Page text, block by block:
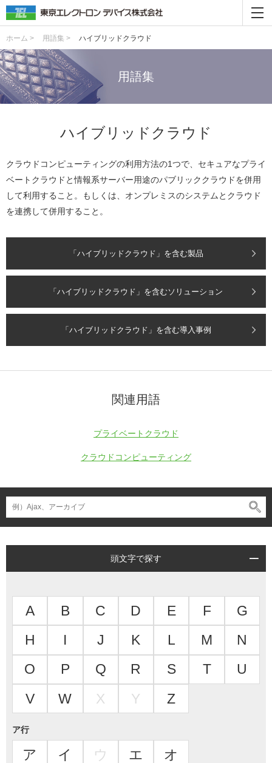
ホーム > 用語集 > ハイブリッドクラウド
用語集
ハイブリッドクラウド
クラウドコンピューティングの利用方法の1つで、セキュアなプライ
ベートクラウドと情報系サーバー用途のパブリッククラウドを併用
して利用すること。もしくは、オンプレミスのシステムとクラウド
を連携して併用すること。
「ハイブリッドクラウド」を含む製品
「ハイブリッドクラウド」を含むソリューション
「ハイブリッドクラウド」を含む導入事例
関連用語
プライベートクラウド
クラウドコンピューティング
頭文字で探す
A B C D E F
G
H
I J K L M
N
O
P Q R S T
U
V
W X Y Z
ア行
ア イ ウ エ オ